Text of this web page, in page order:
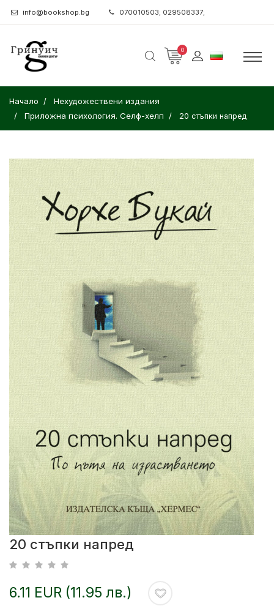
info@bookshop.bg 070010503; 029508337;
0
Начало
Нехудожествени издания
Приложна психология. Селф-хелп
20 стъпки напред
20 стъпки напред
6.11 EUR (11.95 лв.)